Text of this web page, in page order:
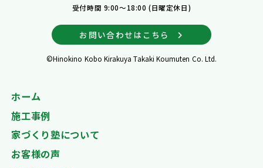
受付時間 9:00～18:00 (日曜定休日)
お問い合わせはこちら
©Hinokino Kobo Kirakuya Takaki Koumuten Co. Ltd.
ホーム
施工事例
家づくり塾について
お客様の声